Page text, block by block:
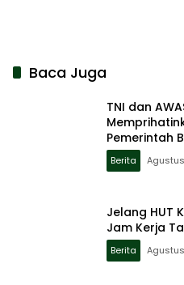
Baca Juga
TNI dan
Pemerintah
Berita
Jelang HUT
Jam Kerja
Berita